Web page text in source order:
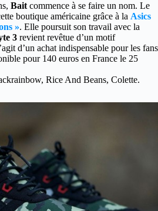
Bait commence à se faire un nom. Le
boutique américaine grâce à la Asics
». Elle poursuit son travail avec la
3 revient revêtue d’un motif
d’un achat indispensable pour les fans
pour 140 euros en France le 25
Rice And Beans, Colette.